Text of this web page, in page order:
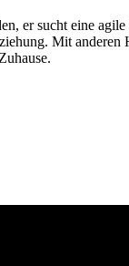
er sucht eine
Mit anderen